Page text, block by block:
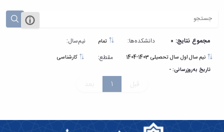
مجموع نتایج: 0 دانشکده‌ها: نیم‌سال:
مقطع: کارشناسی
تاریخ به‌روزرسانی: -
قبل 1 بعد